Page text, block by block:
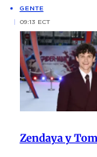
GENTE
09:13 ECT
Zendaya y